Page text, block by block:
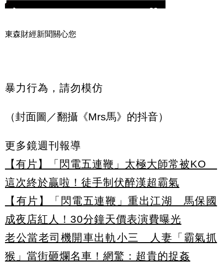
東森財經新聞關心您
暴力行為，請勿模仿
（封面圖／翻攝《Mrs馬》的抖音）
更多鏡週刊報導
【有片】「閃電五連鞭」太極大師常被KO
這次終於贏啦！徒手制伏醉漢超霸氣
【有片】「閃電五連鞭」重出江湖 馬保國
成夜店紅人！30分鐘天價表演費曝光
老公當老司機開車出軌小三 人妻「霸氣抓
猴」當街砸爛名車！網驚：超貴的捉姦